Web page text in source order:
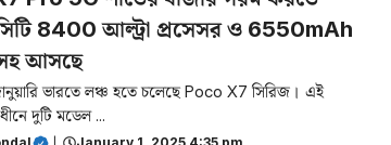
8400 আল্ট্রা প্রসেসর ও 6550mAh
সহ আসছে
ভারতে লঞ্চ হতে চলেছে Poco X7 সিরিজ। এই
দুটি মডেল ...